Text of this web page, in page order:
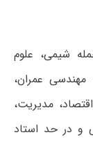
شیمی، علوم
عمران،
مدیریت،
و در حد استاد